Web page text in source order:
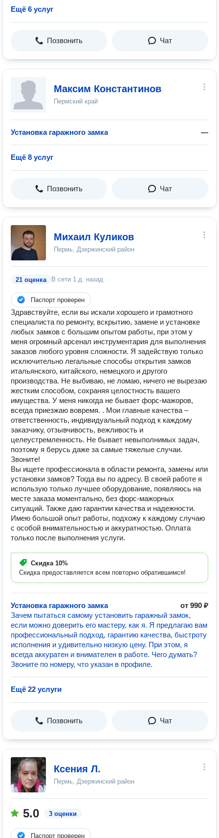
Ещё 6 услуг
Позвонить Чат
Максим Константинов
Пермский край
Установка гаражного замка —
Ещё 8 услуг
Позвонить Чат
Михаил Куликов
Пермь, Дзержинский район
21 оценка В сети 1 д. назад
Паспорт проверен
Здравствуйте, если вы искали хорошего и грамотного
специалиста по ремонту, вскрытию, замене и установке
любых замков с большим опытом работы, при этом у
меня огромный арсенал инструментария для выполнения
заказов любого уровня сложности. Я задействую только
исключительно легальные способы открытия замков
итальянского, китайского, немецкого и другого
производства. Не выбиваю, не ломаю, ничего не вырезаю
жестким способом, сохраняя целостность вашего
имущества. У меня никогда не бывает форс-мажоров,
всегда приезжаю вовремя. . Мои главные качества –
ответственность, индивидуальный подход к каждому
заказчику, отзывчивость, вежливость и
целеустремленность. Не бывает невыполнимых задач,
поэтому я берусь даже за самые тяжелые случаи.
Звоните!
Вы ищете профессионала в области ремонта, замены или
установки замков? Тогда вы по адресу. В своей работе я
использую только лучшее оборудование, появляюсь на
месте заказа моментально, без форс-мажорных
ситуаций. Также даю гарантии качества и надежности.
Имею большой опыт работы, подхожу к каждому случаю
с особой внимательностью и аккуратностью. Оплата
только после выполнения услуги.
Скидка 10%
Скидка предоставляется всем повторно обратившимся!
Установка гаражного замка
от 990 ₽
Зачем пытаться самому установить гаражный замок,
если можно доверить его мастеру, как я. Я предлагаю вам
профессиональный подход, гарантию качества, быстроту
исполнения и удивительно низкую цену. При этом, я
всегда аккуратен и внимателен в работе. Чего думать?
Звоните по номеру, что указан в профиле.
Ещё 22 услуги
Позвонить Чат
Ксения Л.
Пермь, Дзержинский район
5.0 3 оценки
Паспорт проверен